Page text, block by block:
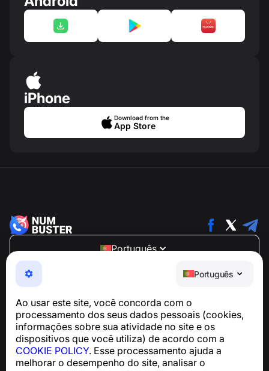
Português
Ao usar este site, você concorda com o
processamento dos seus dados pessoais (cookies,
informações sobre sua atividade no site e os
dispositivos que você utiliza) de acordo com a
COOKIE POLICY. Esse processamento ajuda a
melhorar o desempenho do site, analisar o
iPhone
Download from the
App Store
Português
NumBuster © 2013—2026 ·
support@numbuster.com
Um app fácil de usar que protege você contra golpes
Para dúvidas sobre conformidade com a GDPR:
support@numbuster.com
Central de Ajuda